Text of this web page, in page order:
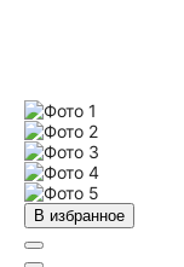
В избранное